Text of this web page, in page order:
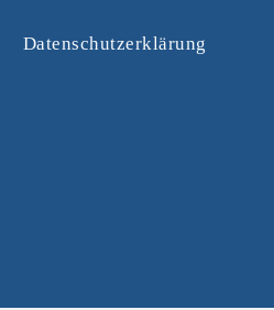
Datenschutzerklärung